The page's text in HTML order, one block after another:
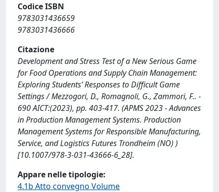
Codice ISBN
9783031436659
9783031436666
Citazione
Development and Stress Test of a New Serious Game
for Food Operations and Supply Chain Management:
Exploring Students’ Responses to Difficult Game
Settings / Mezzogori, D., Romagnoli, G., Zammori, F.. -
690 AICT:(2023), pp. 403-417. (APMS 2023 - Advances
in Production Management Systems. Production
Management Systems for Responsible Manufacturing,
Service, and Logistics Futures Trondheim (NO) )
[10.1007/978-3-031-43666-6_28].
Appare nelle tipologie:
4.1b Atto convegno Volume